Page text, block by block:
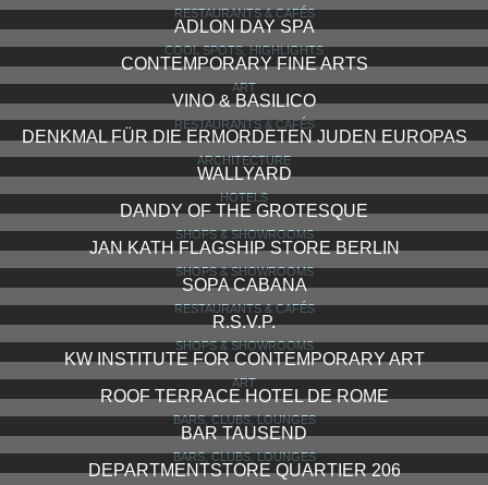
RESTAURANTS & CAFÉS
ADLON DAY SPA
COOL SPOTS, HIGHLIGHTS
CONTEMPORARY FINE ARTS
ART
VINO & BASILICO
RESTAURANTS & CAFÉS
DENKMAL FÜR DIE ERMORDETEN JUDEN EUROPAS
ARCHITECTURE
WALLYARD
HOTELS
DANDY OF THE GROTESQUE
SHOPS & SHOWROOMS
JAN KATH FLAGSHIP STORE BERLIN
SHOPS & SHOWROOMS
SOPA CABANA
RESTAURANTS & CAFÉS
R.S.V.P.
SHOPS & SHOWROOMS
KW INSTITUTE FOR CONTEMPORARY ART
ART
ROOF TERRACE HOTEL DE ROME
BARS, CLUBS, LOUNGES
BAR TAUSEND
BARS, CLUBS, LOUNGES
DEPARTMENTSTORE QUARTIER 206